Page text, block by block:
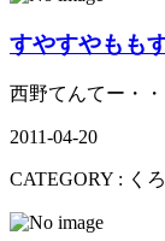
すやすやもも
西野てんてー・
2011-04-20
CATEGORY : く